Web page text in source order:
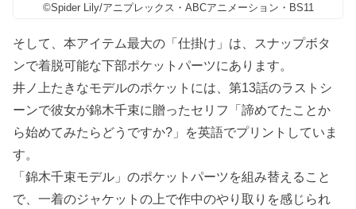
©Spider Lily/アニプレックス・ABCアニメーション・BS11
そして、本アイテム最大の「仕掛け」は、スナップボタ
ンで着脱可能な下部ポケットパーツにあります。
井ノ上たきなモデルのポケットには、第13話のラストシ
ーンで彼女が錦木千束に贈ったセリフ「諦めてたことか
ら始めてみたらどうですか?」を英語でプリントしていま
す。
「錦木千束モデル」のポケットパーツを組み替えること
で、一着のジャケットの上で作中のやり取りを感じられ